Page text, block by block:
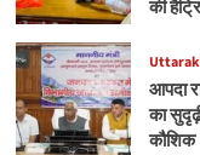
की
आपदा
का
कौशिक